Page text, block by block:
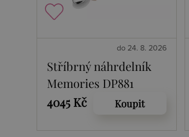
do 24. 8. 2026
Stříbrný náhrdelník
Memories DP881
4045 Kč
Koupit